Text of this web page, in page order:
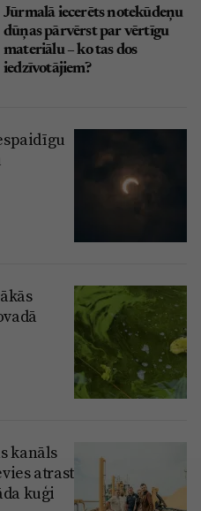
Jūrmalā iecerēts notekūdeņu
dūņas pārvērst par vērtīgu
materiālu – ko tas dos
iedzīvotājiem?
kanāls
atrast
kuģi